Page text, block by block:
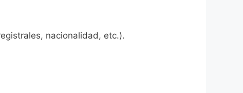
nacionalidad, etc.).